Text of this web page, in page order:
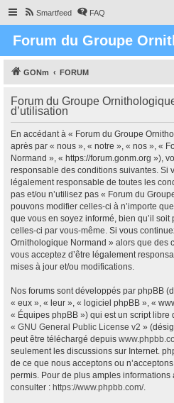
Smartfeed FAQ
Forum du Groupe
GONm FORUM
Forum du Groupe
d’utilisation
En accédant à « Forum du Groupe
après par « nous », « notre », « nos », «
Normand », « https://forum.gonm.org »),
responsable des conditions suivantes. Si
légalement responsable de toutes les
pas et/ou n’utilisez pas « Forum du
pouvons modifier celles-ci à n’importe
que vous en soyez informé, bien qu’il
celles-ci par vous-même. Si vous
Ornithologique Normand » alors que des
vous acceptez d’être légalement
mises à jour et/ou modifications.
Nos forums sont développés par phpBB
« eux », « leur », « logiciel phpBB », «
« Équipes phpBB ») qui est un script libre
« GNU General Public License v2 »
peut être téléchargé depuis
seulement les discussions sur Internet.
de ce que nous acceptons ou
permis. Pour de plus amples
consulter : https://www.phpbb.com/.